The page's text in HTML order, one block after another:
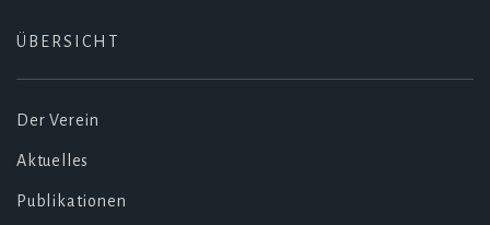
ÜBERSICHT
Der Verein
Aktuelles
Publikationen